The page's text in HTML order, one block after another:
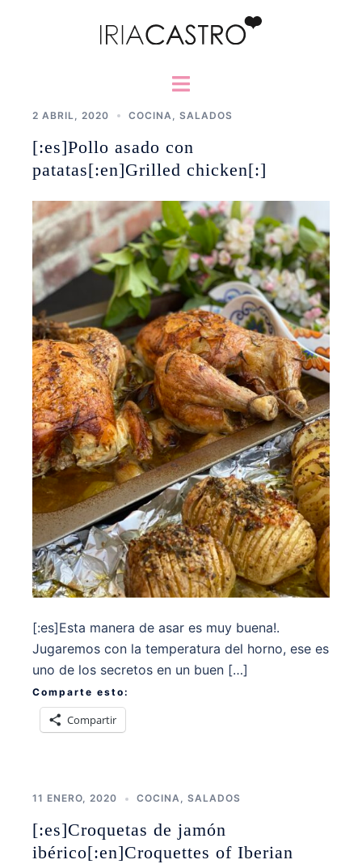
Alternar
2 ABRIL, 2020 COCINA SALADOS
[:es]Pollo asado con
patatas[:en]Grilled chicken[:]
[:es]Esta manera de asar es muy buena!.
Jugaremos con la temperatura del horno, ese es
uno de los secretos en un buen […]
Comparte esto:
Compartir
11 ENERO, 2020 COCINA, SALADOS
[:es]Croquetas de jamón
ibérico[:en]Croquettes of Iberian